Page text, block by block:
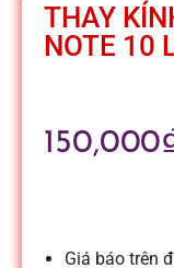
i
l
e
-
THAY
NOTE 10
150,000
Giá báo trên